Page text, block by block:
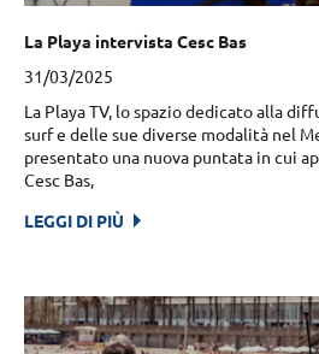
La Playa intervista Cesc Bas
31/03/2025
La Playa TV, lo spazio dedicato alla
surf e delle sue diverse modalità nel
presentato una nuova puntata in cui
Cesc Bas,
LEGGI DI PIÙ